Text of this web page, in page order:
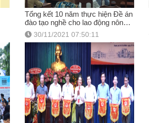
Tổng kết 10 năm thực hiện Đề án
đào tạo nghề cho lao động nông
thôn trên địa bàn TP.HCM
30/11/2021 07:50:11